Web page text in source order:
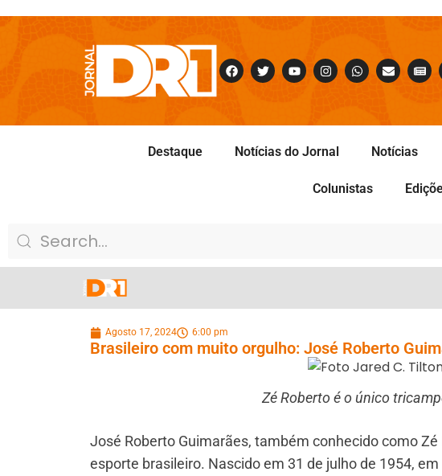
Destaque Notícias do Jornal Notícias
Colunistas
Agosto 17, 2024 6:00 pm
Brasileiro com muito orgulho: José Roberto
Zé Roberto é o único
José Roberto Guimarães, também conhecido como
esporte brasileiro. Nascido em 31 de julho de 1954,